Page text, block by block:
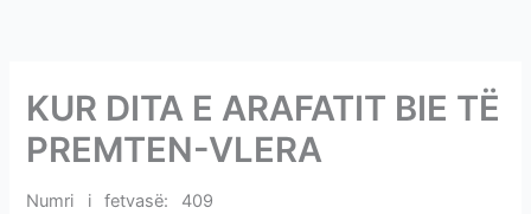
KUR DITA E ARAFATIT BIE TË
PREMTEN-VLERA
Numri i fetvasë: 409
i
m